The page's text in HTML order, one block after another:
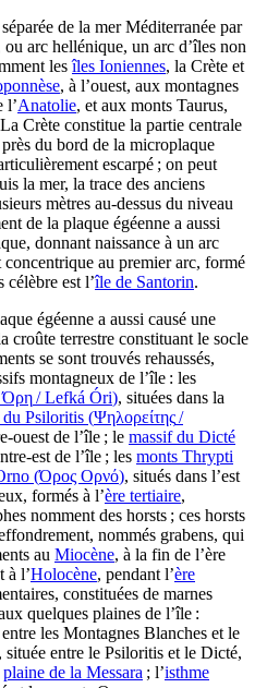
de la mer Méditerranée par
arc hellénique, un arc d’îles non
lesîles Ioniennes, la Crète et
, à l’ouest, aux montagnes
l’Anatolie, et aux monts Taurus,
Crète constitue la partie centrale
du bord de la microplaque
escarpé ; on peut
la mer, la trace des anciens
mètres au-dessus du niveau
de la plaque égéenne a aussi
donnant naissance à un arc
concentrique au premier arc, formé
célèbre est l’île de Santorin.
égéenne a aussi causé une
croûte terrestre constituant le socle
se sont trouvés rehaussés,
montagneux de l’île : les
Όρη/Lefká Óri), situées dans la
du Psiloritis (Ψηλορείτης/
ouest de l’île ; le massif du Dicté
est de l’île ; les monts Thrypti
(Όρος Ορνό), situés dans l’est
formés à l’ère tertiaire,
nomment des horsts ; ces horsts
nommés grabens, qui
au Miocène, à la fin de l’ère
à l’Holocène, pendant l’ère
constituées de marnes
quelques plaines de l’île :
les Montagnes Blanches et le
, située entre le Psiloritis et le Dicté,
plaine de la Messara ; l’isthme